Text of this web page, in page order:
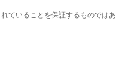
ていることを保証するものではあ